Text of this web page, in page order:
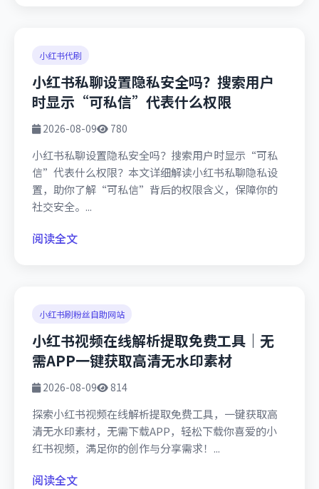
小红书代刷
小红书私聊设置隐私安全吗？搜索用户
时显示“可私信”代表什么权限
2026-08-09 780
小红书私聊设置隐私安全吗？搜索用户时显示“可私
信”代表什么权限？本文详细解读小红书私聊隐私设
置，助你了解“可私信”背后的权限含义，保障你的
社交安全。...
阅读全文
小红书刷粉丝自助网站
小红书视频在线解析提取免费工具｜无
需APP一键获取高清无水印素材
2026-08-09 814
探索小红书视频在线解析提取免费工具，一键获取高
清无水印素材，无需下载APP，轻松下载你喜爱的小
红书视频，满足你的创作与分享需求！...
阅读全文